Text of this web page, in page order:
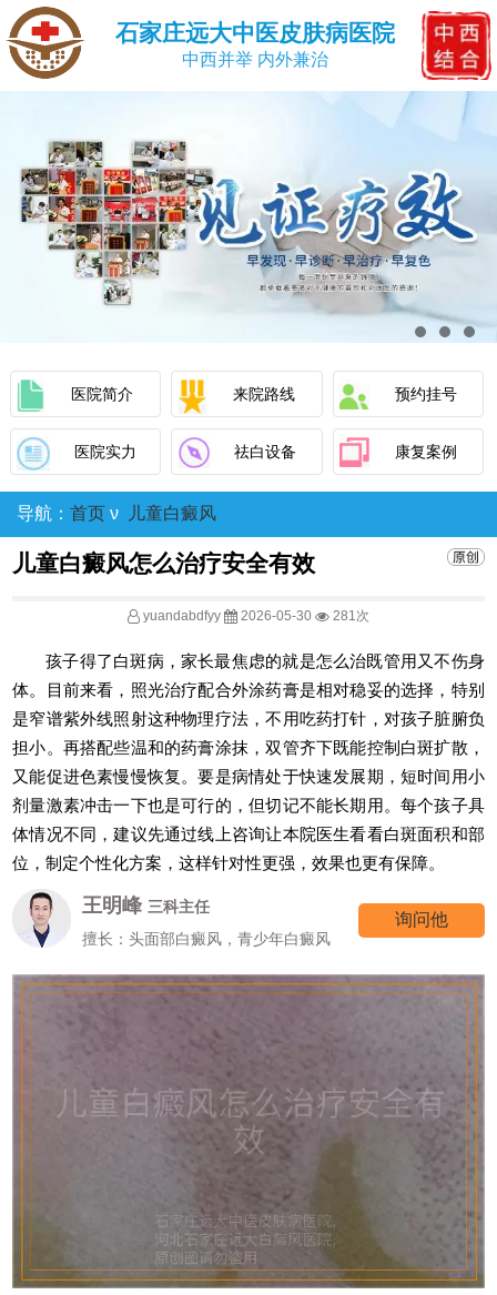
石家庄远大中医皮肤病医院
中西并举 内外兼治
医院简介 来院路线 预约挂号
医院实力 祛白设备 康复案例
导航： 首页 ν 儿童白癜风
儿童白癜风怎么治疗安全有效
yuandabdfyy 2026-05-30 281次
孩子得了白斑病，家长最焦虑的就是怎么治既管用又不伤身
体。目前来看，照光治疗配合外涂药膏是相对稳妥的选择，特别
是窄谱紫外线照射这种物理疗法，不用吃药打针，对孩子脏腑负
担小。再搭配些温和的药膏涂抹，双管齐下既能控制白斑扩散，
又能促进色素慢慢恢复。要是病情处于快速发展期，短时间用小
剂量激素冲击一下也是可行的，但切记不能长期用。每个孩子具
体情况不同，建议先通过线上咨询让本院医生看看白斑面积和部
位，制定个性化方案，这样针对性更强，效果也更有保障。
王明峰 三科主任
擅长：头面部白癜风，青少年白癜风
询问他